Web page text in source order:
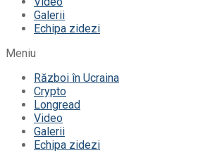
Galerii
Echipa zidezi
Meniu
Război în Ucraina
Crypto
Longread
Video
Galerii
Echipa zidezi